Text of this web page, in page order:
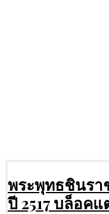
พระพุทธชินรา
ปี 2517 บล็อค